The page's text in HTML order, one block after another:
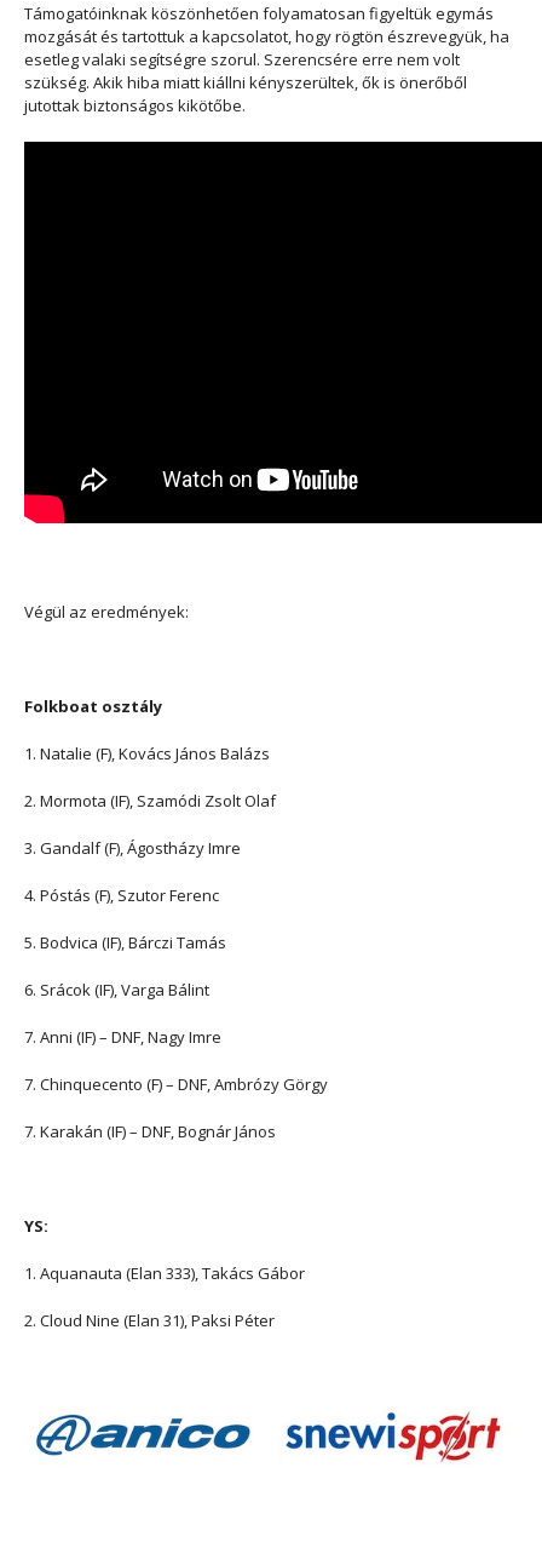
Támogatóinknak köszönhetően folyamatosan figyeltük egymás
mozgását és tartottuk a kapcsolatot, hogy rögtön észrevegyük, ha
esetleg valaki segítségre szorul. Szerencsére erre nem volt
szükség. Akik hiba miatt kiállni kényszerültek, ők is önerőből
jutottak biztonságos kikötőbe.
Végül az eredmények:
Folkboat osztály
1. Natalie (F), Kovács János Balázs
2. Mormota (IF), Szamódi Zsolt Olaf
3. Gandalf (F), Ágostházy Imre
4. Póstás (F), Szutor Ferenc
5. Bodvica (IF), Bárczi Tamás
6. Srácok (IF), Varga Bálint
7. Anni (IF) – DNF, Nagy Imre
7. Chinquecento (F) – DNF, Ambrózy Görgy
7. Karakán (IF) – DNF, Bognár János
YS:
1. Aquanauta (Elan 333), Takács Gábor
2. Cloud Nine (Elan 31), Paksi Péter